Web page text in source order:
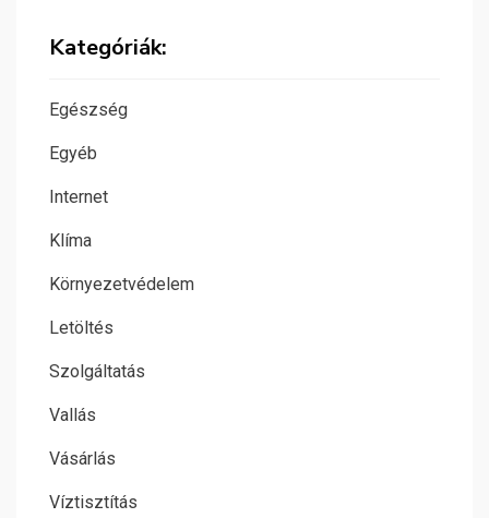
Kategóriák:
Egészség
Egyéb
Internet
Klíma
Környezetvédelem
Letöltés
Szolgáltatás
Vallás
Vásárlás
Víztisztítás